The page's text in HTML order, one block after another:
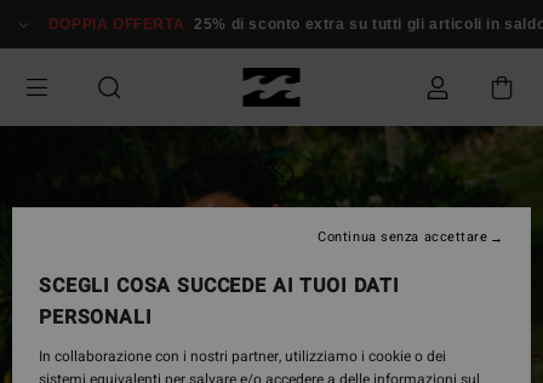
alle
prodotto
DOPPIA OFFERTA 25% di sconto extra su tutti gli articoli in saldo*
SCEGLI COSA SUCCEDE AI TUOI DATI
PERSONALI
In collaborazione con i nostri partner, utilizziamo i cookie o dei
Continua senza accettare